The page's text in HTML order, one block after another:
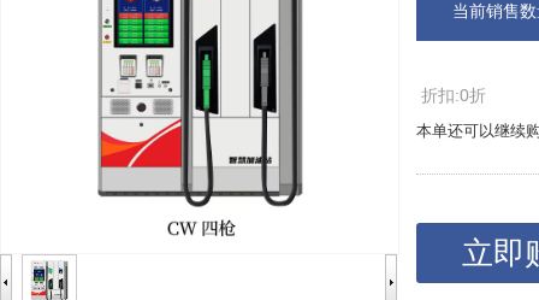
当前销售
折扣:0折
本单还可以继续
立即